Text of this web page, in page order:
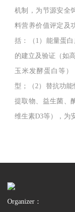
机制，为节源安全
料营养价值评定及
括：（ 1 ）能量蛋
的建立及验证（如
玉米发酵蛋白等
型；（2）替抗功
提取物、益生菌、
维生素D3等），为
Organizer：